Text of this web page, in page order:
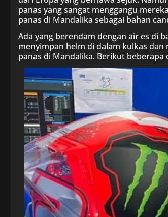
panas yang sangat menggangu
panas di Mandalika sebagai bahan
Ada yang berendam dengan air es di
menyimpan helm di dalam kulkas
panas di Mandalika. Berikut beberapa